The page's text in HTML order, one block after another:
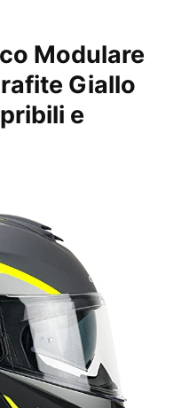
Modulare
Giallo
e